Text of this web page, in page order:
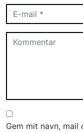
Gem mit navn,